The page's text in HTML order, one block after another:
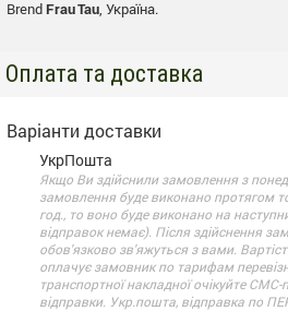
BrendFrau Tau, Україна.
Оплата та доставка
Варіанти доставки
УкрПошта
Якщо Ви здійснили замовлення з
замовлення буде виконано протягом
год., то воно буде виконано на
відправок немає). Після здійснення
обов'язково зв'яжуться з вами.
оплачує замовник по тарифам
транспортної накладної очікуйте
відправки. Укр.пошта, відправка по